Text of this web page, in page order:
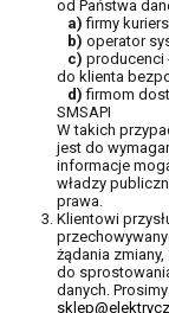
od Państwa
a)firmy
b) operator
c) producenci
do klienta
d) firmom
SMSAPI
W takich
jest do
informacje
władzy
prawa.
Klientowi
żądania
do
danych.